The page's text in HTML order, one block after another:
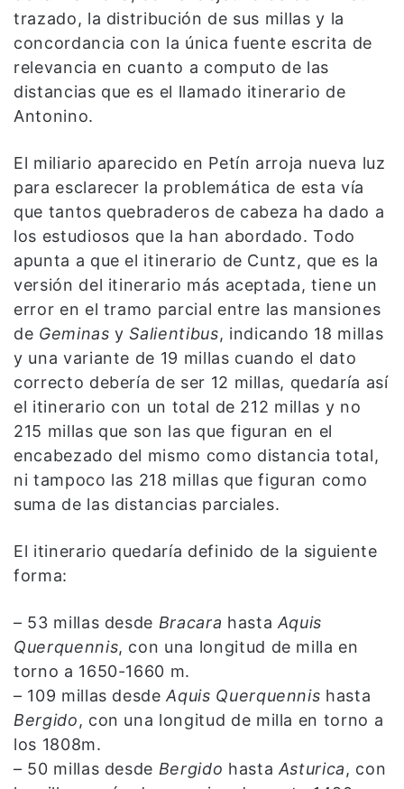
trazado, la distribución de sus millas y la
concordancia con la única fuente escrita de
relevancia en cuanto a computo de las
distancias que es el llamado itinerario de
Antonino.
El miliario aparecido en Petín arroja nueva luz
para esclarecer la problemática de esta vía
que tantos quebraderos de cabeza ha dado a
los estudiosos que la han abordado. Todo
apunta a que el itinerario de Cuntz, que es la
versión del itinerario más aceptada, tiene un
error en el tramo parcial entre las mansiones
de Geminas ySalientibus, indicando 18 millas
y una variante de 19 millas cuando el dato
correcto debería de ser 12 millas, quedaría así
el itinerario con un total de 212 millas y no
215 millas que son las que figuran en el
encabezado del mismo como distancia total,
ni tampoco las 218 millas que figuran como
suma de las distancias parciales.
El itinerario quedaría definido de la siguiente
forma:
– 53 millas desde Bracara hasta Aquis
Querquennis, con una longitud de milla en
torno a 1650-1660 m.
– 109 millas desdeAquis Querquennis hasta
Bergido, con una longitud de milla en torno a
los 1808m.
– 50 millas desde Bergido hasta Asturica, con